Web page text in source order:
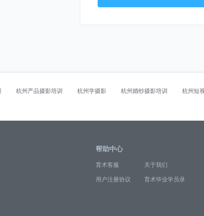
杭州产品摄影培训 杭州学摄影 杭州婚纱摄影培训 杭州短
帮助中心
育术客服 关于我们
用户注册协议 育术毕业学员录